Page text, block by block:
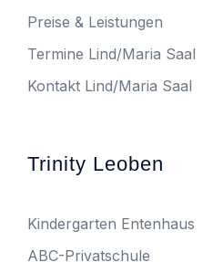
Preise & Leistungen
Termine Lind/Maria Saal
Kontakt Lind/Maria Saal
Trinity Leoben
Kindergarten Entenhaus
ABC-Privatschule